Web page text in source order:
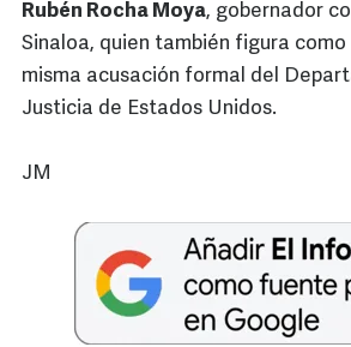
Rubén Rocha Moya, gobernador
Sinaloa, quien también figura
misma acusación formal del
Justicia de Estados Unidos.
JM